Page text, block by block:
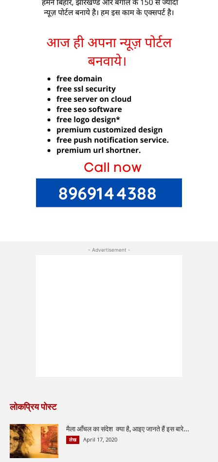
- Advertisement -
लोकप्रिय पोस्ट
मैला आँचल का संदेश क्या है, आइए जानते हैं इस बारे...
लेख April 17, 2020